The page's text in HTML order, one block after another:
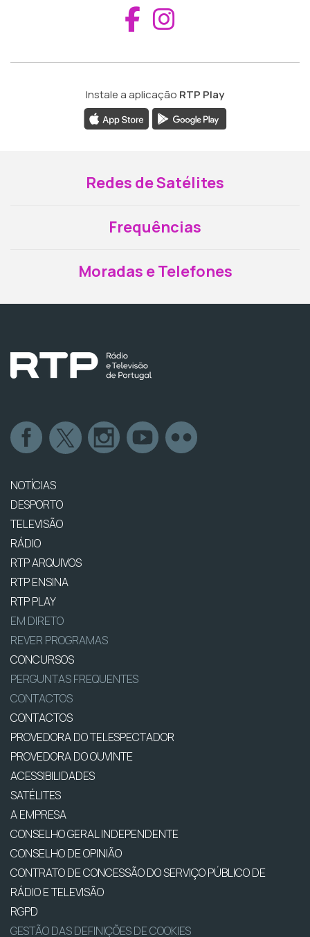
Aceder ao
Instale a aplicação RTP Play
Redes de Satélites
Frequências
Moradas e Telefones
NOTÍCIAS
DESPORTO
TELEVISÃO
RÁDIO
RTP ARQUIVOS
RTP ENSINA
RTP PLAY
EM DIRETO
REVER PROGRAMAS
CONCURSOS
PERGUNTAS FREQUENTES
CONTACTOS
CONTACTOS
PROVEDORA DO TELESPECTADOR
PROVEDORA DO OUVINTE
ACESSIBILIDADES
SATÉLITES
A EMPRESA
CONSELHO GERAL INDEPENDENTE
CONSELHO DE OPINIÃO
CONTRATO DE CONCESSÃO DO SERVIÇO PÚBLICO DE
RÁDIO E TELEVISÃO
RGPD
GESTÃO DAS DEFINIÇÕES DE COOKIES